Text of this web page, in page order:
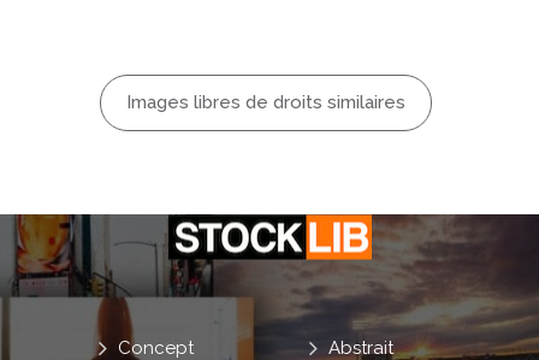
Images libres de droits similaires
Abstrait
Concept